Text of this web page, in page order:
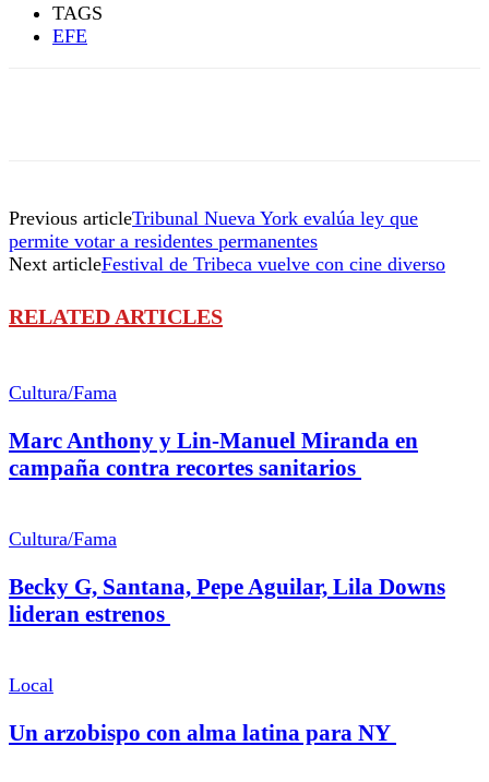
TAGS
EFE
Previous articleTribunal Nueva York evalúa ley que
permite votar a residentes permanentes
Next articleFestival de Tribeca vuelve con cine diverso
RELATED ARTICLES
Cultura/Fama
Marc Anthony y Lin-Manuel Miranda en
campaña contra recortes sanitarios
Cultura/Fama
Becky G, Santana, Pepe Aguilar, Lila Downs
lideran estrenos
Local
Un arzobispo con alma latina para NY